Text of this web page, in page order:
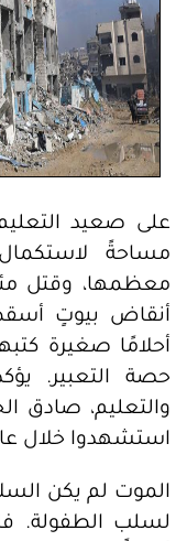
على صعيد
مساحةً
معظمها، وقتل
أنقاض بيوتٍ
أحلامًا صغيرة
حصة التعبير.
استشهدوا خلال
الموت لم يكن
لسلب الطفولة.